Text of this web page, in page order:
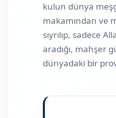
kulun dünya
makamından ve
sıyrılıp, sadece
aradığı, mahşer
dünyadaki bir